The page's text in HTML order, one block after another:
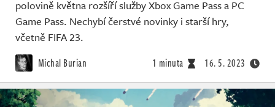
polovině května rozšíří služby Xbox Game Pass a PC
Game Pass. Nechybí čerstvé novinky i starší hry,
včetně FIFA 23.
Michal Burian 1 minuta 16. 5. 2023